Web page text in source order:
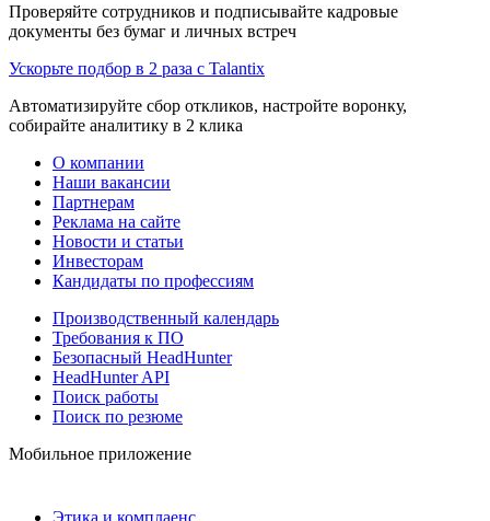
Проверяйте сотрудников и подписывайте кадровые
документы без бумаг и личных встреч
Ускорьте подбор в 2 раза с Talantix
Автоматизируйте сбор откликов, настройте воронку,
собирайте аналитику в 2 клика
О компании
Наши вакансии
Партнерам
Реклама на сайте
Новости и статьи
Инвесторам
Кандидаты по профессиям
Производственный календарь
Требования к ПО
Безопасный HeadHunter
HeadHunter API
Поиск работы
Поиск по резюме
Мобильное приложение
Этика и комплаенс